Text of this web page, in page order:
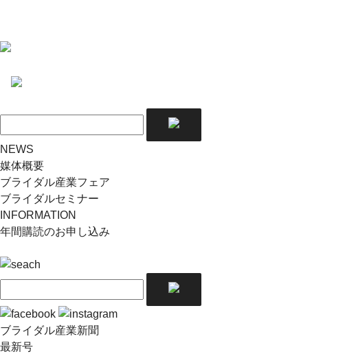
NEWS
媒体概要
ブライダル産業フェア
ブライダルセミナー
INFORMATION
年間購読のお申し込み
ブライダル産業新聞
最新号